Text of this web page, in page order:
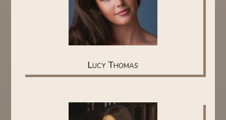
Lucy Thomas